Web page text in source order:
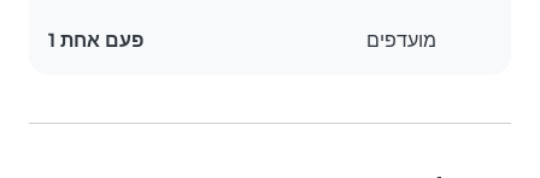
מועדפים פעם אחת 1